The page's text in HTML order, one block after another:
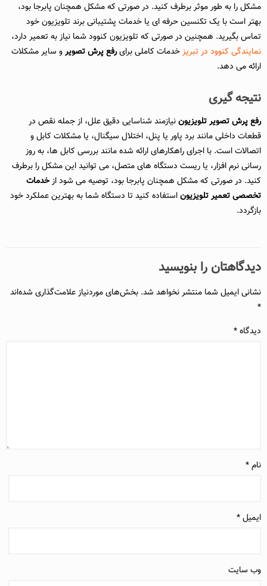
مشکل را به طور موثر برطرف کنید. در صورتی که مشکل همچنان پابرجا بود،
بهتر است با یک تکنسین حرفه ای یا خدمات پشتیبانی برند تلویزیون خود
تماس بگیرید. همچنین در صورتی که تلویزیون کنوود شما نیاز به تعمیر دارد،
نمایندگی کنوود در تبریزخدمات کاملی برایرفع پرش تصویرو سایر مشکلات
ارائه می دهد.
نتیجه گیری
رفع پرش تصویر تلویزیوننیازمند شناسایی دقیق علل، از جمله نقص در
قطعات داخلی مانند برد پاور یا پنل، اختلال سیگنال، یا مشکلات کابل و
اتصالات است. با اجرای راهکارهای ارائه شده مانند بررسی کابل ها، به روز
رسانی نرم افزار، یا ریست دستگاه های متصل، می توانید این مشکل را برطرف
کنید. در صورتی که مشکل همچنان پابرجا بود، توصیه می شود ازخدمات
تخصصی تعمیر تلویزیوناستفاده کنید تا دستگاه شما به بهترین عملکرد خود
بازگردد.
دیدگاهتان را بنویسید
نشانی ایمیل شما منتشر نخواهد شد. بخش‌های موردنیاز علامت‌گذاری شده‌اند
*
دیدگاه*
نام*
ایمیل*
وب‌ سایت